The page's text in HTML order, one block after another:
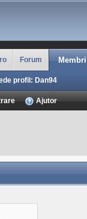
Forum Membri
profil: Dan94
Ajutor